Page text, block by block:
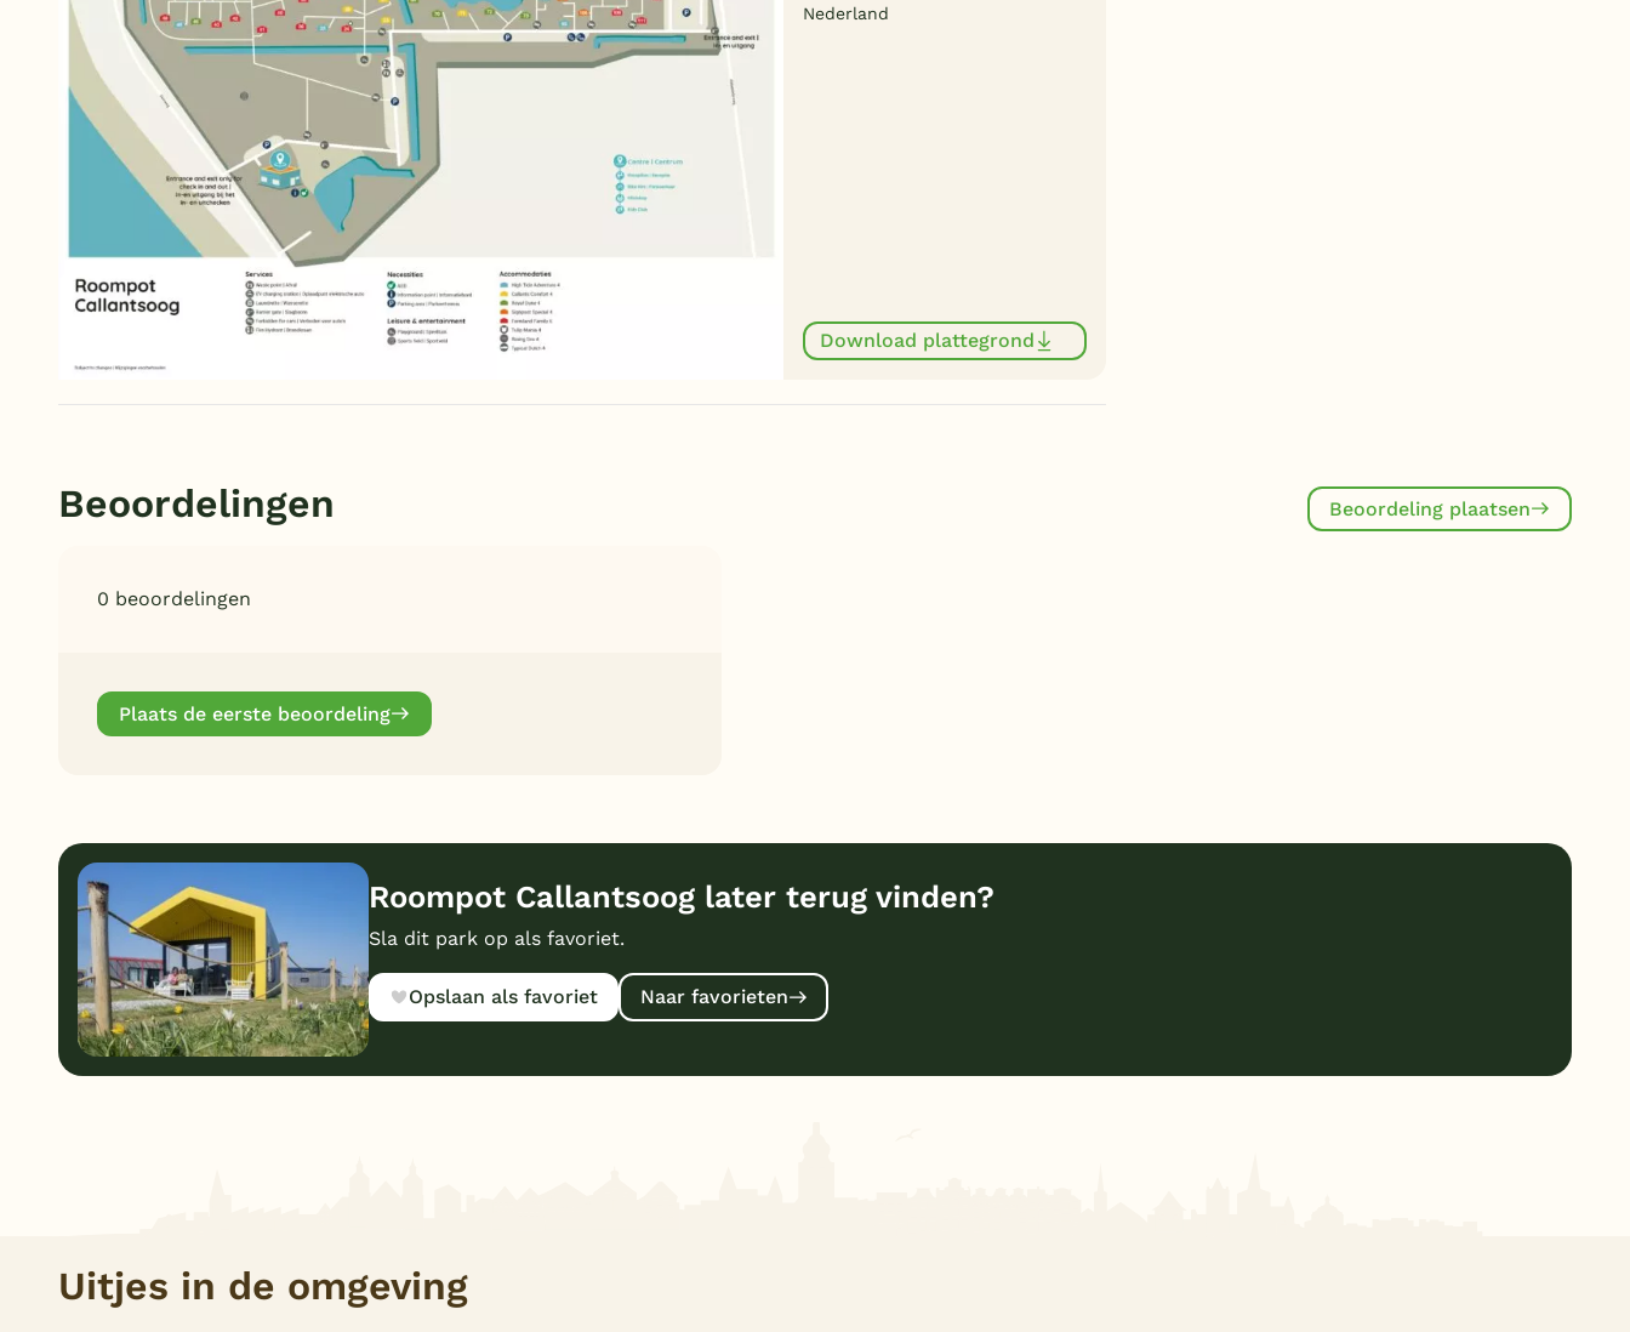
Nederland
Download plattegrond
Beoordelingen Beoordeling plaatsen
0 beoordelingen
Plaats de eerste beoordeling
Roompot Callantsoog later terug vinden?
Sla dit park op als favoriet.
Opslaan als favoriet Naar favorieten
Uitjes in de omgeving